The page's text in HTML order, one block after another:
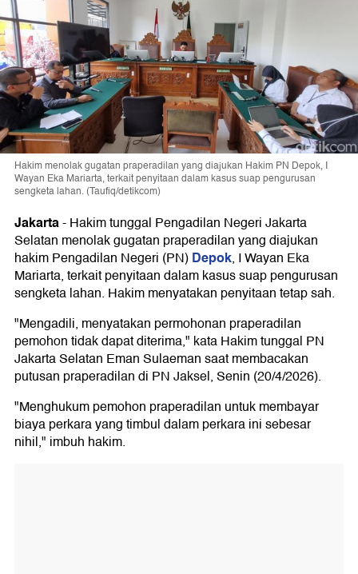
Hakim menolak gugatan praperadilan yang diajukan Hakim PN Depok, I
Wayan Eka Mariarta, terkait penyitaan dalam kasus suap pengurusan
sengketa lahan. (Taufiq/detikcom)
Jakarta-Hakim tunggal Pengadilan Negeri Jakarta
Selatan menolak gugatan praperadilan yang diajukan
hakim Pengadilan Negeri (PN)Depok, I Wayan Eka
Mariarta, terkait penyitaan dalam kasus suap pengurusan
sengketa lahan. Hakim menyatakan penyitaan tetap sah.
"Mengadili, menyatakan permohonan praperadilan
pemohon tidak dapat diterima," kata Hakim tunggal PN
Jakarta Selatan Eman Sulaeman saat membacakan
putusan praperadilan di PN Jaksel, Senin (20/4/2026).
"Menghukum pemohon praperadilan untuk membayar
biaya perkara yang timbul dalam perkara ini sebesar
nihil," imbuh hakim.